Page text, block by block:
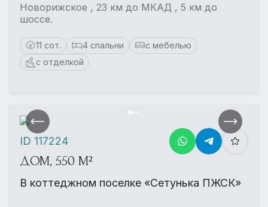
Новорижское , 23 км до МКАД , 5 км до
шоссе.
11 сот. 4 спальни
с мебелью
с отделкой
ДОМ, 550 М²
В коттеджном поселке «Сетунька ПЖСК»
ID 117224